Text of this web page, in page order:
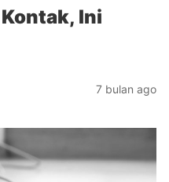
Ini
7 bulan ago